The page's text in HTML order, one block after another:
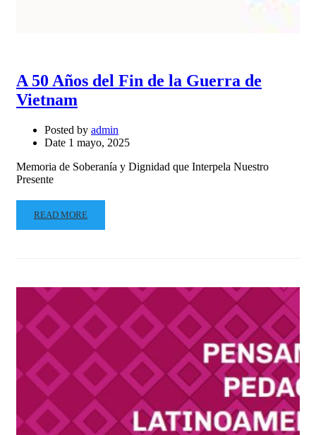
A 50 Años del Fin de la Guerra de
Vietnam
Posted by admin
Date 1 mayo, 2025
Memoria de Soberanía y Dignidad que Interpela Nuestro
Presente
READ MORE